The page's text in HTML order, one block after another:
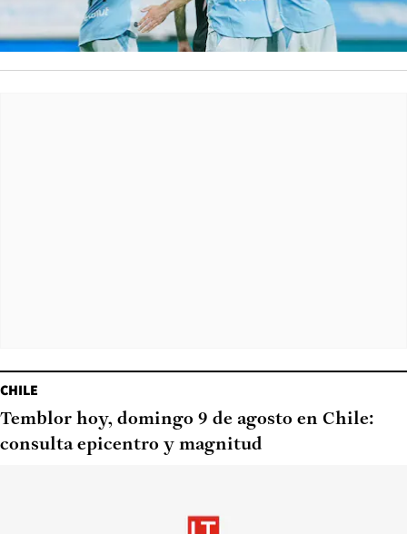
CHILE
Temblor hoy, domingo 9 de agosto en Chile:
consulta epicentro y magnitud